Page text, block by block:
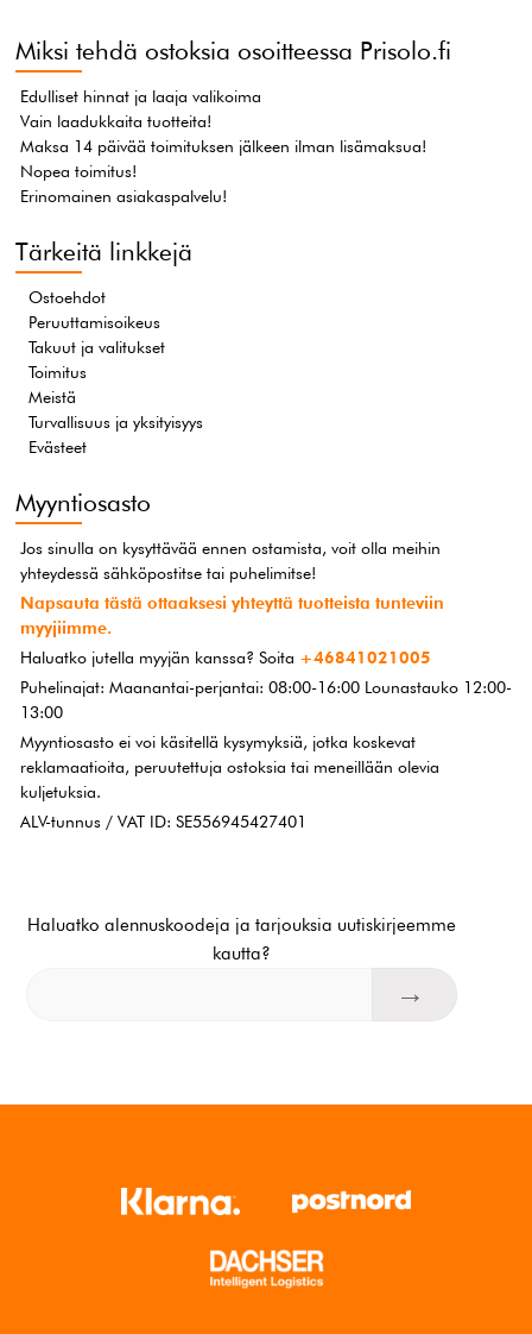
Miksi tehdä ostoksia osoitteessa Prisolo.fi
Edulliset hinnat ja laaja valikoima
Vain laadukkaita tuotteita!
Maksa 14 päivää toimituksen jälkeen ilman lisämaksua!
Nopea toimitus!
Erinomainen asiakaspalvelu!
Tärkeitä linkkejä
Ostoehdot
Peruuttamisoikeus
Takuut ja valitukset
Toimitus
Meistä
Turvallisuus ja yksityisyys
Evästeet
Myyntiosasto
Jos sinulla on kysyttävää ennen ostamista, voit olla meihin
yhteydessä sähköpostitse tai puhelimitse!
Napsauta tästä ottaaksesi yhteyttä tuotteista tunteviin
myyjiimme.
Haluatko jutella myyjän kanssa? Soita +46841021005
Puhelinajat: Maanantai-perjantai: 08:00-16:00 Lounastauko 12:00-
13:00
Myyntiosasto ei voi käsitellä kysymyksiä, jotka koskevat
reklamaatioita, peruutettuja ostoksia tai meneillään olevia
kuljetuksia.
ALV-tunnus / VAT ID: SE556945427401
Haluatko alennuskoodeja ja tarjouksia uutiskirjeemme
kautta?